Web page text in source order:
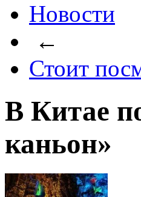
Новости
←
Стоит
В Китае
каньон»